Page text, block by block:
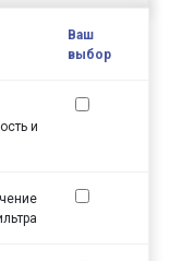
Ваш
выбор
и